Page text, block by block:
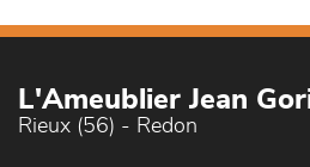
L'Ameublier Jean
Rieux (56) - Redon